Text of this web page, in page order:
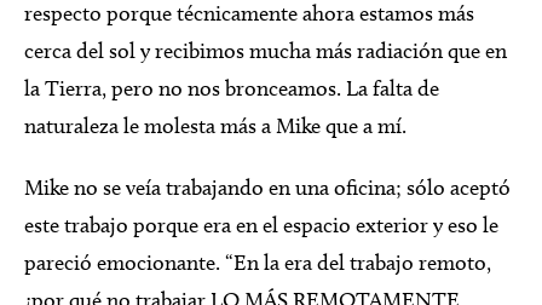
respecto porque técnicamente ahora estamos más
cerca del sol y recibimos mucha más radiación que en
la Tierra, pero no nos bronceamos. La falta de
naturaleza le molesta más a Mike que a mí.
Mike no se veía trabajando en una oficina; sólo aceptó
este trabajo porque era en el espacio exterior y eso le
pareció emocionante. “En la era del trabajo remoto,